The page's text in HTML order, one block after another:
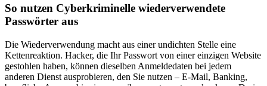
So nutzen Cyberkriminelle wiederverwendete
Passwörter aus
Die Wiederverwendung macht aus einer undichten Stelle eine
Kettenreaktion. Hacker, die Ihr Passwort von einer einzigen Website
gestohlen haben, können dieselben Anmeldedaten bei jedem
anderen Dienst ausprobieren, den Sie nutzen – E-Mail, Banking,